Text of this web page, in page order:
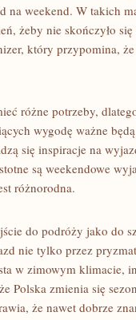
na weekend. W takich
żeby nie skończyło
który przypomina,
różne potrzeby,
wygodę ważne
się inspiracje na
są weekendowe
różnorodna.
do podróży jako do
nie tylko przez
w zimowym klimacie,
Polska zmienia się
że nawet dobrze